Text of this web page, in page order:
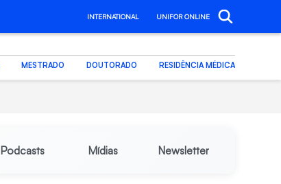
INTERNATIONAL UNIFOR ONLINE
MESTRADO DOUTORADO RESIDÊNCIA MÉDICA
Podcasts Mídias Newsletter